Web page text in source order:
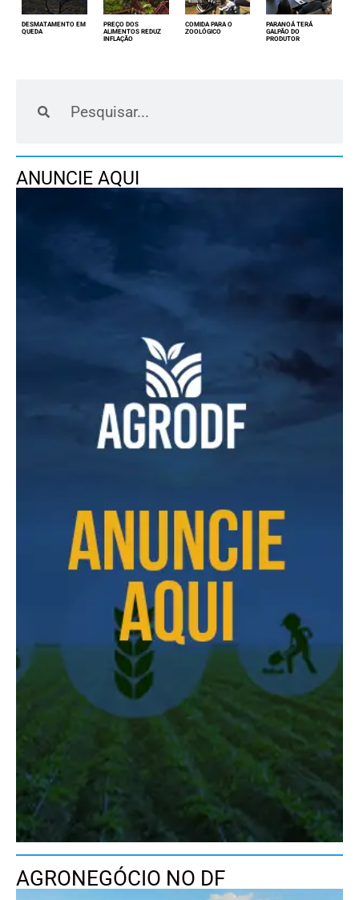
DESMATAMENTO EM
QUEDA
PREÇO DOS
ALIMENTOS REDUZ
INFLAÇÃO
COMIDA PARA O
ZOOLÓGICO
PARANOÁ TERÁ
GALPÃO DO
PRODUTOR
ANUNCIE AQUI
AGRONEGÓCIO NO DF